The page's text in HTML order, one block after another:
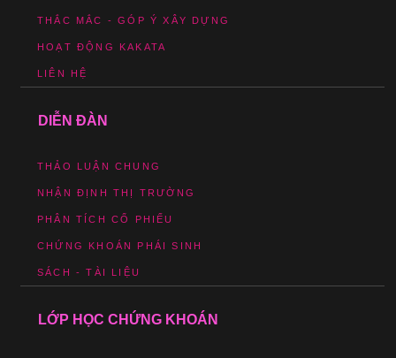
THẮC MẮC - GÓP Ý XÂY DỰNG
HOẠT ĐỘNG KAKATA
LIÊN HỆ
DIỄN ĐÀN
THẢO LUẬN CHUNG
NHẬN ĐỊNH THỊ TRƯỜNG
PHÂN TÍCH CỔ PHIẾU
CHỨNG KHOÁN PHÁI SINH
SÁCH - TÀI LIỆU
LỚP HỌC CHỨNG KHOÁN